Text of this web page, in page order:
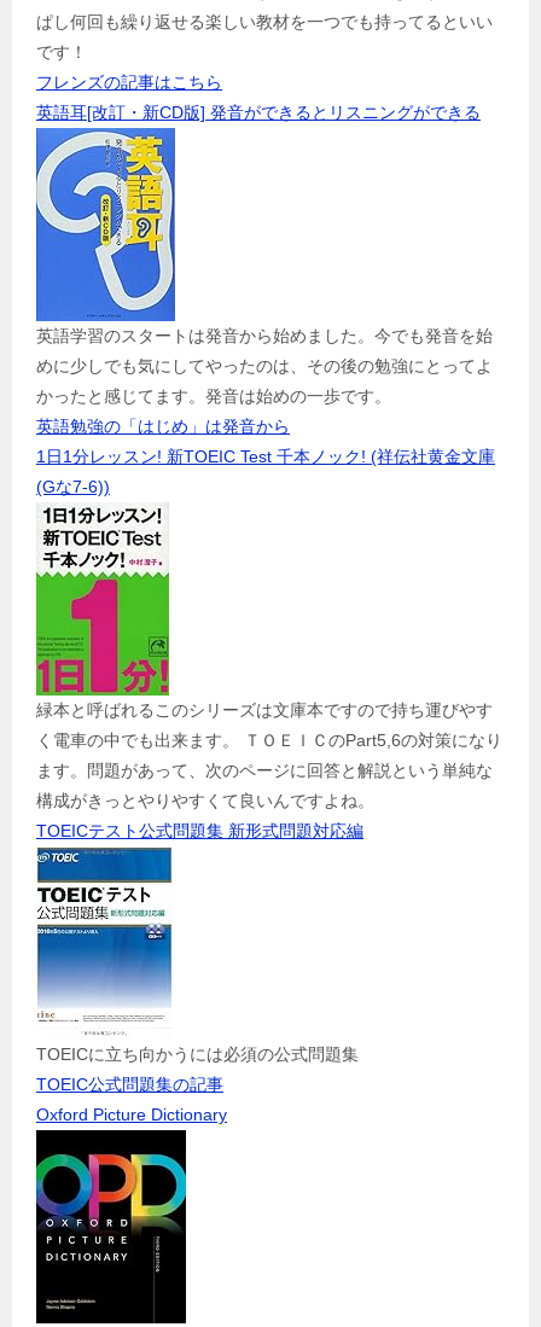
ぱし何回も繰り返せる楽しい教材を一つでも持ってるといい
です！
フレンズの記事はこちら
英語耳[改訂・新CD版] 発音ができるとリスニングができる
英語学習のスタートは発音から始めました。今でも発音を始
めに少しでも気にしてやったのは、その後の勉強にとってよ
かったと感じてます。発音は始めの一歩です。
英語勉強の「はじめ」は発音から
1日1分レッスン! 新TOEIC Test 千本ノック! (祥伝社黄金文庫
(Gな7-6))
緑本と呼ばれるこのシリーズは文庫本ですので持ち運びやす
く電車の中でも出来ます。 ＴＯＥＩＣのPart5,6の対策になり
ます。問題があって、次のページに回答と解説という単純な
構成がきっとやりやすくて良いんですよね。
TOEICテスト公式問題集 新形式問題対応編
TOEICに立ち向かうには必須の公式問題集
TOEIC公式問題集の記事
Oxford Picture Dictionary